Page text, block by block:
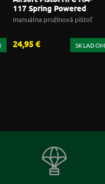
117 Spring Powered
ASG 6mm
manuálna pružinová pištoľ
24,95 € SKLADOM